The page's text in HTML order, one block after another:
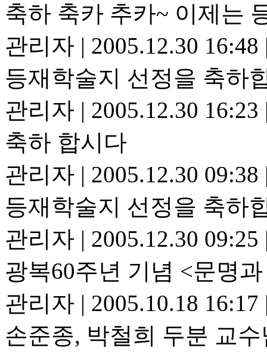
축하 축카 추카~ 이제는
관리자 | 2005.12.30 16:48
등재학술지 선정을 축하
관리자 | 2005.12.30 16:23
축하 합시다
관리자 | 2005.12.30 09:38
등재학술지 선정을 축하
관리자 | 2005.12.30 09:25
광복60주년 기념 <문명
관리자 | 2005.10.18 16:17
손준종, 박철희 두분 교